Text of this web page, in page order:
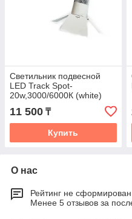
Светильник подвесной
LED Track Spot-
20w,3000/6000К (white)
11 500 ₸
Купить
О нас
Рейтинг не сформирован
Менее 5 отзывов за